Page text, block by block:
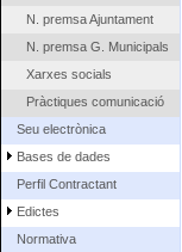
N. premsa Ajuntament
N. premsa G. Municipals
Xarxes socials
Pràctiques comunicació
Seu electrònica
Bases de dades
Perfil Contractant
Edictes
Normativa